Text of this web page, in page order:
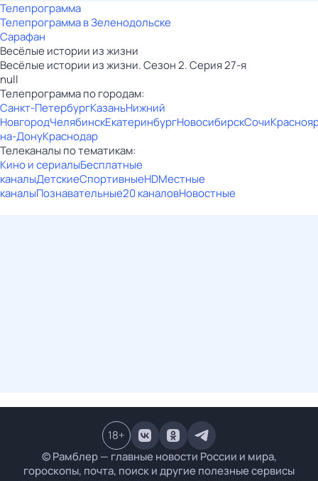
Телепрограмма
Телепрограмма в Зеленодольске
Сарафан
Весёлые истории из жизни
Весёлые истории из жизни. Сезон 2. Серия 27-я
null
Телепрограмма по городам:
Санкт-ПетербургКазаньНижний
НовгородЧелябинскЕкатеринбургНовосибирскСочи
на-ДонуКраснодар
Телеканалы по тематикам:
Кино и сериалыБесплатные
каналыДетскиеСпортивныеHDМестные
каналыПознавательные20 каналовНовостные
© Рамблер — главные новости России и мира,
гороскопы, почта, поиск и другие полезные сервисы
18+